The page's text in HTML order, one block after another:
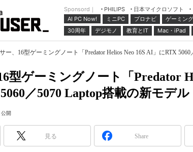
Sponsord｜ PHILIPS 日本マイクロソフト
AI PC Now!
ミニPC プロナビ ゲーミング
30周年
デジモノ 教育とIT Mac・iPad
ー、16型ゲーミングノート「Predator Helios Neo 16S AI」にRTX
型ゲーミングノート「Predator
／5070 Laptop搭載の新モデル
公開
見る Share